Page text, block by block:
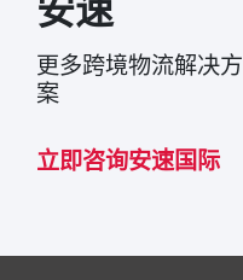
安速
更多跨境物流解决方
案
立即咨询安速国际